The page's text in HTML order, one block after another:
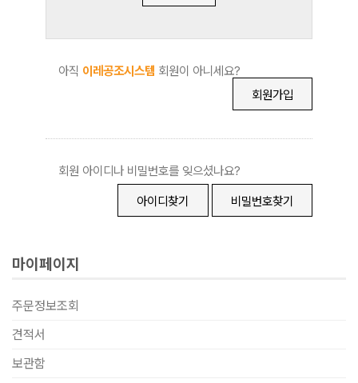
아직 이레공조시스템 회원이 아니세요?
회원가입
회원 아이디나 비밀번호를 잊으셨나요?
아이디찾기
비밀번호찾기
마이페이지
주문정보조회
견적서
보관함